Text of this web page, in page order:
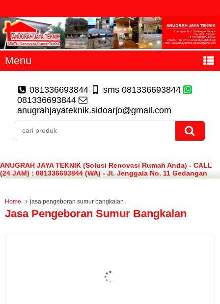
Menu
081336693844
sms 081336693844
081336693844
anugrahjayateknik.sidoarjo@gmail.com
ANUGRAH JAYA TEKNIK (Solusi Renovasi Rumah Anda) - CALL
(24 JAM) : 081336693844 (WA) - Jl. Jenggala No. 11 Gedangan
Sidoarjo
Home jasa pengeboran sumur bangkalan
Jasa Pengeboran Sumur Bangkalan